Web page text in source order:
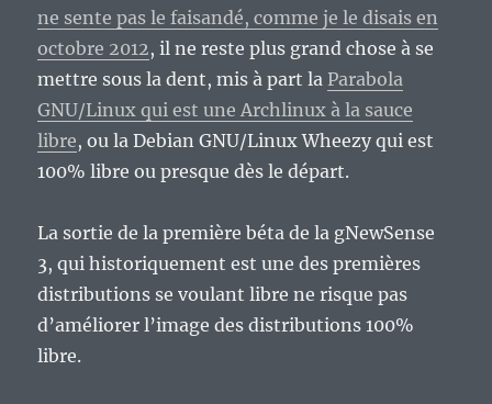
ne sente pas le faisandé, comme je le disais en
octobre 2012, il ne reste plus grand chose à se
mettre sous la dent, mis à part la Parabola
GNU/Linux qui est une Archlinux à la sauce
libre, ou la Debian GNU/Linux Wheezy qui est
100% libre ou presque dès le départ.
La sortie de la première béta de la gNewSense
3, qui historiquement est une des premières
distributions se voulant libre ne risque pas
d’améliorer l’image des distributions 100%
libre.